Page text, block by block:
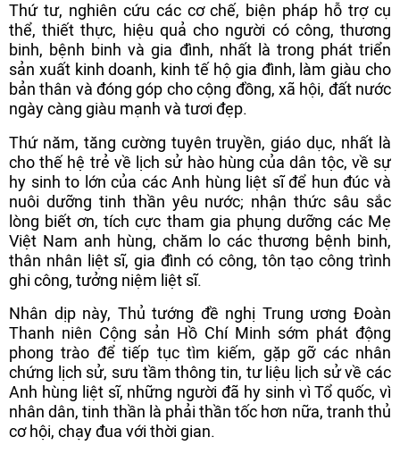
Thứ tư, nghiên cứu các cơ chế, biện pháp hỗ trợ cụ
thể, thiết thực, hiệu quả cho người có công, thương
binh, bệnh binh và gia đình, nhất là trong phát triển
sản xuất kinh doanh, kinh tế hộ gia đình, làm giàu cho
bản thân và đóng góp cho cộng đồng, xã hội, đất nước
ngày càng giàu mạnh và tươi đẹp.
Thứ năm, tăng cường tuyên truyền, giáo dục, nhất là
cho thế hệ trẻ về lịch sử hào hùng của dân tộc, về sự
hy sinh to lớn của các Anh hùng liệt sĩ để hun đúc và
nuôi dưỡng tinh thần yêu nước; nhận thức sâu sắc
lòng biết ơn, tích cực tham gia phụng dưỡng các Mẹ
Việt Nam anh hùng, chăm lo các thương bệnh binh,
thân nhân liệt sĩ, gia đình có công, tôn tạo công trình
ghi công, tưởng niệm liệt sĩ.
Nhân dịp này, Thủ tướng đề nghị Trung ương Đoàn
Thanh niên Cộng sản Hồ Chí Minh sớm phát động
phong trào để tiếp tục tìm kiếm, gặp gỡ các nhân
chứng lịch sử, sưu tầm thông tin, tư liệu lịch sử về các
Anh hùng liệt sĩ, những người đã hy sinh vì Tổ quốc, vì
nhân dân, tinh thần là phải thần tốc hơn nữa, tranh thủ
cơ hội, chạy đua với thời gian.